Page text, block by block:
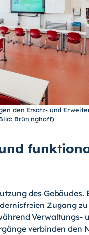
den Ersatz- und
Brüninghoff)
des Gebäudes.
Zugang
Verwaltungs-
verbinden den